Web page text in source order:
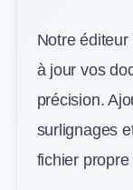
Notre
à jour vos
précision.
surlignages
fichier